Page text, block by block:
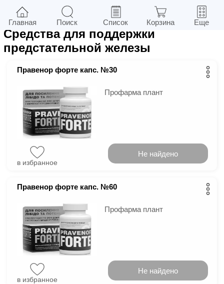
Фильтры в г.Киев
Средства для поддержки
предстательной железы
Правенор форте капс. №30
Профарма плант
в избранное
Не найдено
Правенор форте капс. №60
Профарма плант
в избранное
Не найдено
Главная Поиск Список Корзина Еще